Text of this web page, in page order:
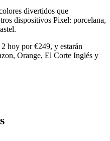
divertidos que
dispositivos Pixel: porcelana,
hoy por €249, y estarán
Orange, El Corte Inglés y